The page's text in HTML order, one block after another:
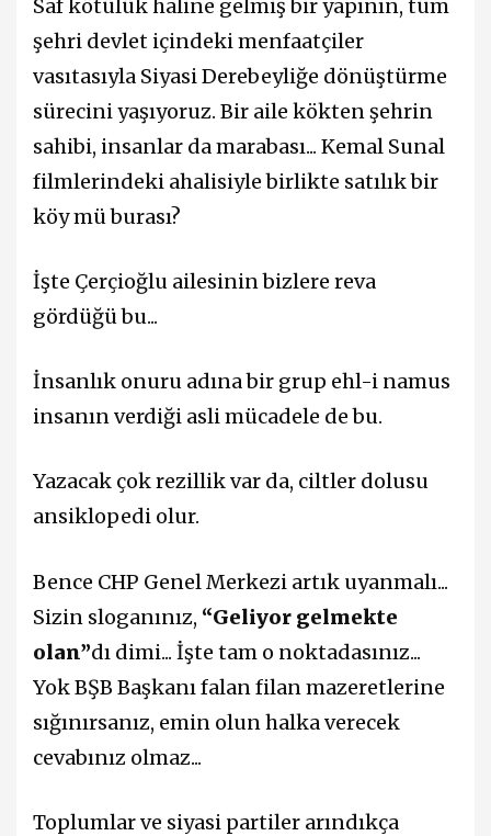
Saf kötülük haline gelmiş bir yapının, tüm
şehri devlet içindeki menfaatçiler
vasıtasıyla Siyasi Derebeyliğe dönüştürme
sürecini yaşıyoruz. Bir aile kökten şehrin
sahibi, insanlar da marabası... Kemal Sunal
filmlerindeki ahalisiyle birlikte satılık bir
köy mü burası?
İşte Çerçioğlu ailesinin bizlere reva
gördüğü bu...
İnsanlık onuru adına bir grup ehl-i namus
insanın verdiği asli mücadele de bu.
Yazacak çok rezillik var da, ciltler dolusu
ansiklopedi olur.
Bence CHP Genel Merkezi artık uyanmalı...
Sizin sloganınız, “Geliyor gelmekte
olan”dı dimi... İşte tam o noktadasınız...
Yok BŞB Başkanı falan filan mazeretlerine
sığınırsanız, emin olun halka verecek
cevabınız olmaz...
Toplumlar ve siyasi partiler arındıkça